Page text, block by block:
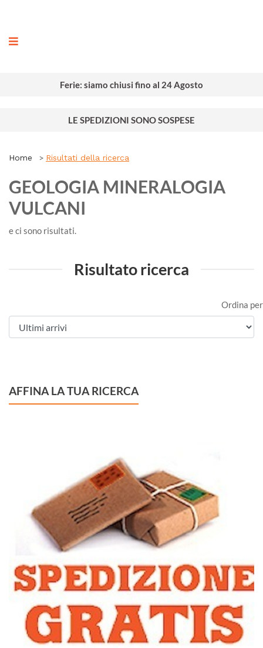
Ferie: siamo chiusi fino al 24 Agosto
LE SPEDIZIONI SONO SOSPESE
Home Risultati della ricerca
GEOLOGIA MINERALOGIA
VULCANI
e ci sono risultati.
Risultato ricerca
AFFINA LA TUA RICERCA
Ordina per